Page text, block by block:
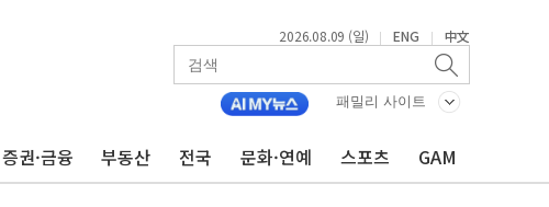
2026.08.09 (일) | ENG | 中文
패밀리 사이트
증권·금융 부동산 전국 문화·연예 스포츠 GAM
긴급 투입…고수온 양식장 복구·지원 '총력'